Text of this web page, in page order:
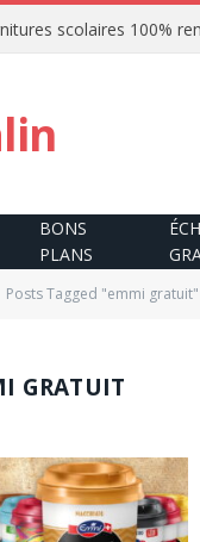
BONS
PLANS
Posts Tagged "emmi gratuit"
GRATUIT